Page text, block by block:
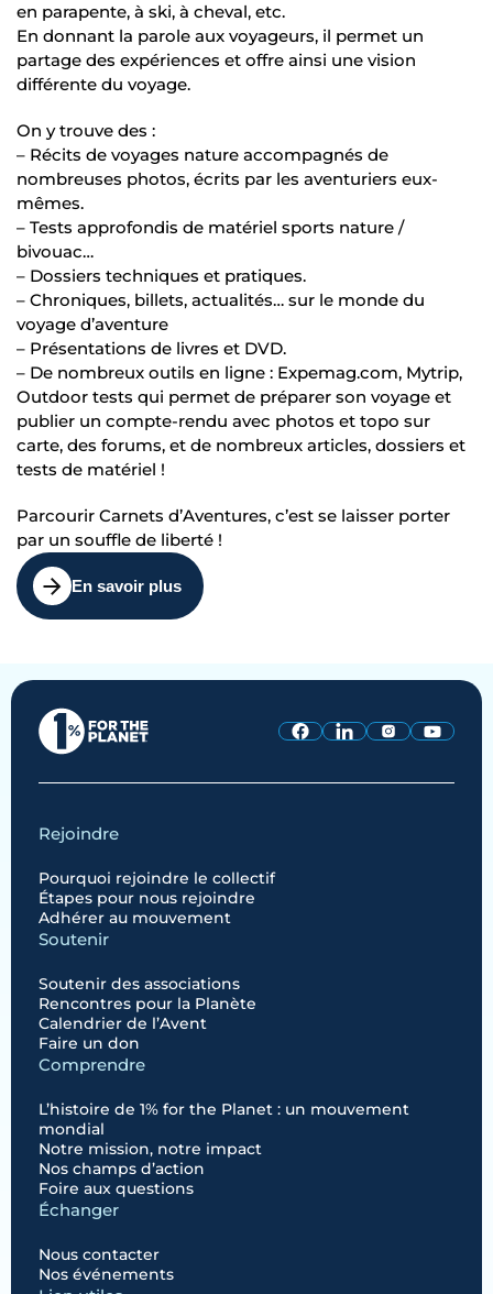
en parapente, à ski, à cheval, etc.
En donnant la parole aux voyageurs, il permet un
partage des expériences et offre ainsi une vision
différente du voyage.
On y trouve des :
– Récits de voyages nature accompagnés de
nombreuses photos, écrits par les aventuriers eux-
mêmes.
– Tests approfondis de matériel sports nature /
bivouac…
– Dossiers techniques et pratiques.
– Chroniques, billets, actualités… sur le monde du
voyage d’aventure
– Présentations de livres et DVD.
– De nombreux outils en ligne : Expemag.com, Mytrip,
Outdoor tests qui permet de préparer son voyage et
publier un compte-rendu avec photos et topo sur
carte, des forums, et de nombreux articles, dossiers et
tests de matériel !
Parcourir Carnets d’Aventures, c’est se laisser porter
par un souffle de liberté !
En savoir plus
Rejoindre
Pourquoi rejoindre le collectif
Étapes pour nous rejoindre
Adhérer au mouvement
Soutenir
Soutenir des associations
Rencontres pour la Planète
Calendrier de l’Avent
Faire un don
Comprendre
L’histoire de 1% for the Planet : un mouvement
mondial
Notre mission, notre impact
Nos champs d’action
Foire aux questions
Échanger
Nous contacter
Nos événements